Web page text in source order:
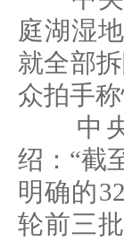
庭湖湿
就全部
众拍手称
中央
绍：“截
明确的
轮前三